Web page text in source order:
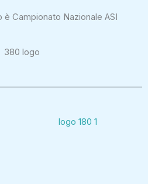
Campionato Nazionale ASI